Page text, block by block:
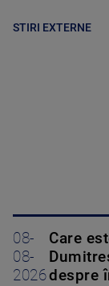
STIRI EXTERNE
08-
08-
2026
Care
despre